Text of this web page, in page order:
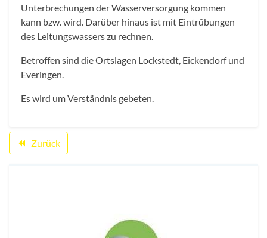
Unterbrechungen der Wasserversorgung kommen
kann bzw. wird. Darüber hinaus ist mit Eintrübungen
des Leitungswassers zu rechnen.
Betroffen sind die Ortslagen Lockstedt, Eickendorf und
Everingen.
Es wird um Verständnis gebeten.
backward Zurück